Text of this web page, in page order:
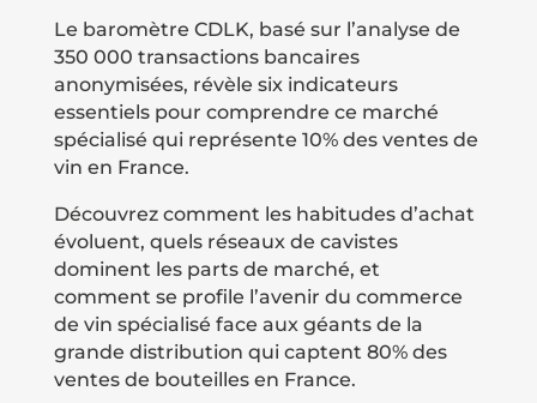
Le baromètre CDLK, basé sur l’analyse de
350 000 transactions bancaires
anonymisées, révèle six indicateurs
essentiels pour comprendre ce marché
spécialisé qui représente 10% des ventes de
vin en France.
Découvrez comment les habitudes d’achat
évoluent, quels réseaux de cavistes
dominent les parts de marché, et
comment se profile l’avenir du commerce
de vin spécialisé face aux géants de la
grande distribution qui captent 80% des
ventes de bouteilles en France.